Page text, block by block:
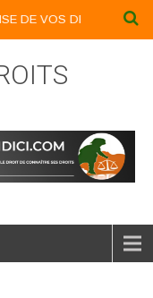
DE VOS DROITS :